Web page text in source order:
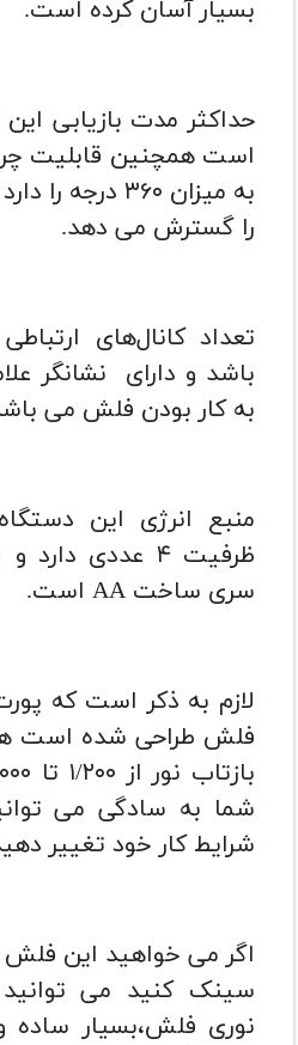
بسیار آسان کرده است.
است همچنین قابلیت
به میزان ۳۶۰
را گسترش می دهد.
باشد و دارای نشانگر
به کار بودن فلش می
منبع انرژی این
ظرفیت ۴ عددی
سری ساخت AA است.
فلش طراحی شده است
شما به سادگی می
شرایط کار خود تغییر
اگر می خواهید این فلش
سینک کنید می
نوری فلش،بسیار